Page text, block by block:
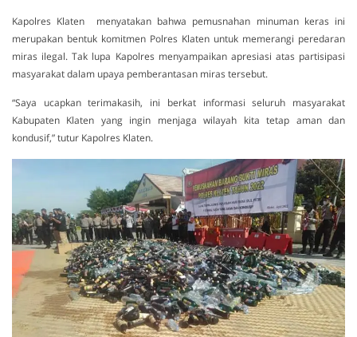
Kapolres Klaten menyatakan bahwa pemusnahan minuman keras ini
merupakan bentuk komitmen Polres Klaten untuk memerangi peredaran
miras ilegal. Tak lupa Kapolres menyampaikan apresiasi atas partisipasi
masyarakat dalam upaya pemberantasan miras tersebut.
“Saya ucapkan terimakasih, ini berkat informasi seluruh masyarakat
Kabupaten Klaten yang ingin menjaga wilayah kita tetap aman dan
kondusif,” tutur Kapolres Klaten.